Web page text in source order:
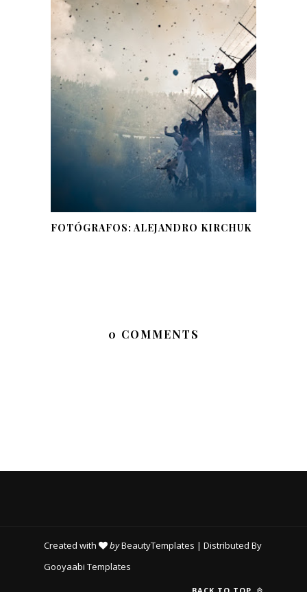
FOTÓGRAFOS: ALEJANDRO KIRCHUK
0 COMMENTS
Created with byBeautyTemplates | Distributed By
Gooyaabi Templates